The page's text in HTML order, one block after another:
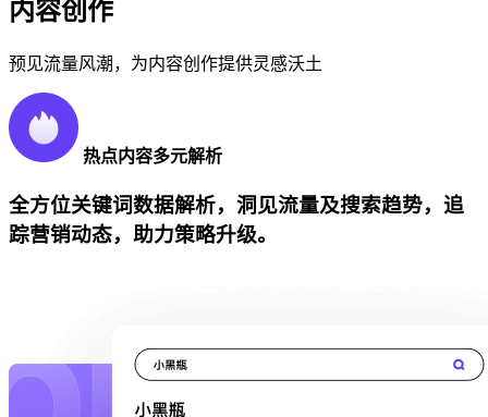
内容创作
预见流量风潮，为内容创作提供灵感沃土
热点内容多元解析
全方位关键词数据解析，洞见流量及搜索趋势，追
踪营销动态，助力策略升级。